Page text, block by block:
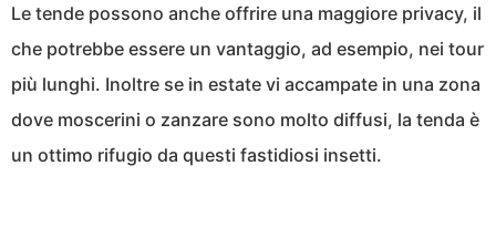
Le tende possono anche offrire una maggiore privacy, il
che potrebbe essere un vantaggio, ad esempio, nei tour
più lunghi. Inoltre se in estate vi accampate in una zona
dove moscerini o zanzare sono molto diffusi, la tenda è
un ottimo rifugio da questi fastidiosi insetti.